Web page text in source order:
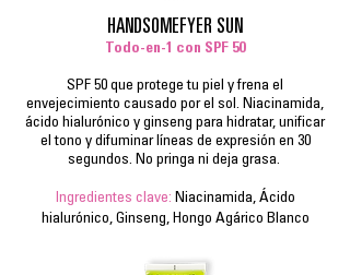
HANDSOMEFYER SUN
Todo-en-1 con SPF 50
SPF 50 que protege tu piel y frena el
envejecimiento causado por el sol. Niacinamida,
ácido hialurónico y ginseng para hidratar, unificar
el tono y difuminar líneas de expresión en 30
segundos. No pringa ni deja grasa.
Ingredientes clave: Niacinamida, Ácido
hialurónico, Ginseng, Hongo Agárico Blanco